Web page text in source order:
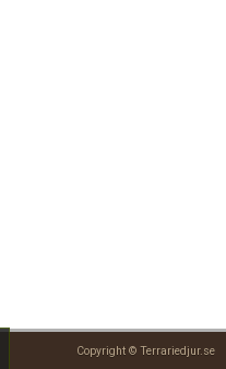
Copyright © Terrariedjur.se